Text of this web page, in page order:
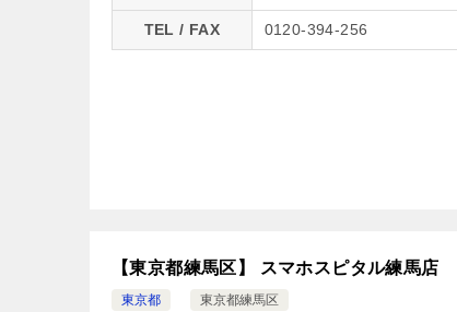
TEL / FAX 0120-394-256
【東京都練馬区】 スマホスピタル練馬店
東京都 東京都練馬区